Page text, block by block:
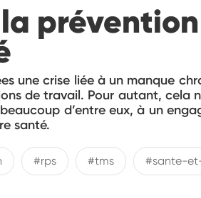
une crise liée à un manque
de travail. Pour autant, cela
d’entre eux, à un
santé.
#rps #tms #sante-